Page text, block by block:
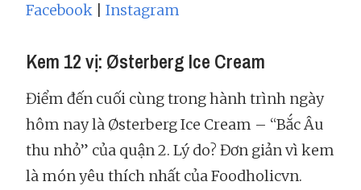
Facebook Instagram
Kem 12 vị: Østerberg Ice Cream
Điểm đến cuối cùng trong hành trình ngày
hôm nay là Østerberg Ice Cream – “Bắc Âu
thu nhỏ” của quận 2. Lý do? Đơn giản vì kem
là món yêu thích nhất của Foodholicvn.